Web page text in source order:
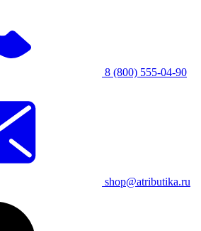
8 (800) 555-04-90
shop@atributika.ru